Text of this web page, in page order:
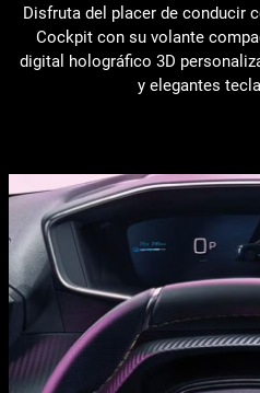
Disfruta del placer de conducir
Cockpit con su volante
digital holográfico 3D
y elegantes